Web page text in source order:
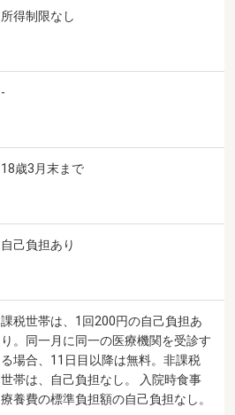
所得制限なし
-
18歳3月末まで
自己負担あり
課税世帯は、1回200円の自己負担あ
り。同一月に同一の医療機関を受診す
る場合、11日目以降は無料。非課税
世帯は、自己負担なし。 入院時食事
療養費の標準負担額の自己負担なし。